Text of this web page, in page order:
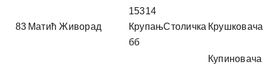
83 Матић Живорад
15314
КрупањСтоличка
бб
Крушковача
Купиновача